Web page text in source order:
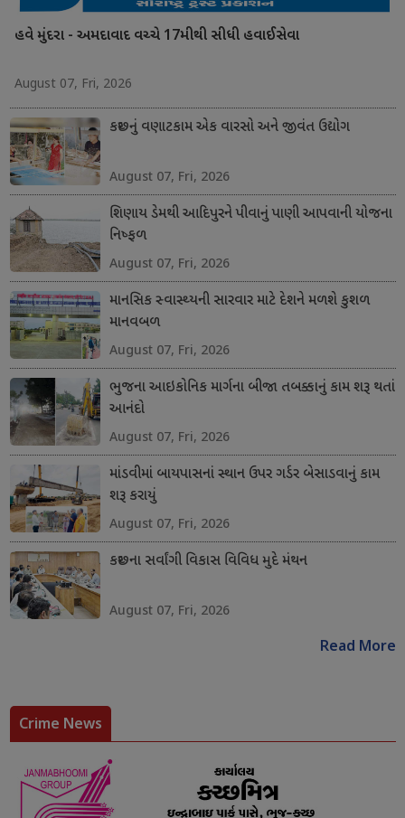
હવે મુંદરા - અમદાવાદ વચ્ચે 17મીથી સીધી હવાઈસેવા
August 07, Fri, 2026
કચ્છનું વણાટકામ એક વારસો અને જીવંત ઉદ્યોગ
August 07, Fri, 2026
શિણાય ડેમથી આદિપુરને પીવાનું પાણી આપવાની યોજના
નિષ્ફળ
August 07, Fri, 2026
માનસિક સ્વાસ્થ્યની સારવાર માટે દેશને મળશે કુશળ
માનવબળ
August 07, Fri, 2026
ભુજના આઇકોનિક માર્ગના બીજા તબક્કાનું કામ શરૂ થતાં
આનંદો
August 07, Fri, 2026
માંડવીમાં બાયપાસનાં સ્થાન ઉપર ગર્ડર બેસાડવાનું કામ
શરૂ કરાયું
August 07, Fri, 2026
કચ્છના સર્વાંગી વિકાસ વિવિધ મુદે મંથન
August 07, Fri, 2026
Read More
Crime News